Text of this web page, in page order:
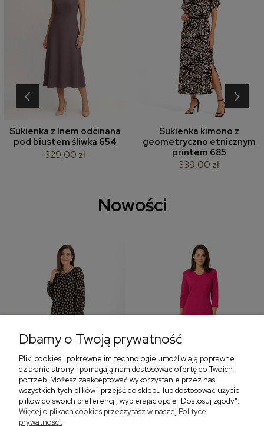
Sukienka z lnem odcinana
pod biustem śliwka 654
329,00 zł
Sukienka kimono z
geometryczno etnicznym
printem 685
339,00 zł
‹ ›
Nowości
Sukienka z falbaną i
bufiastym rękawem w
Sukienka z dekoltem w
‹
Dbamy o Twoją prywatność
Pliki cookies i pokrewne im technologie umożliwiają poprawne
działanie strony i pomagają nam dostosować ofertę do Twoich
potrzeb. Możesz zaakceptować wykorzystanie przez nas
wszystkich tych plików i przejść do sklepu lub dostosować użycie
plików do swoich preferencji, wybierając opcję "Dostosuj zgody".
Więcej o plikach cookies przeczytasz w naszej Polityce
prywatności.